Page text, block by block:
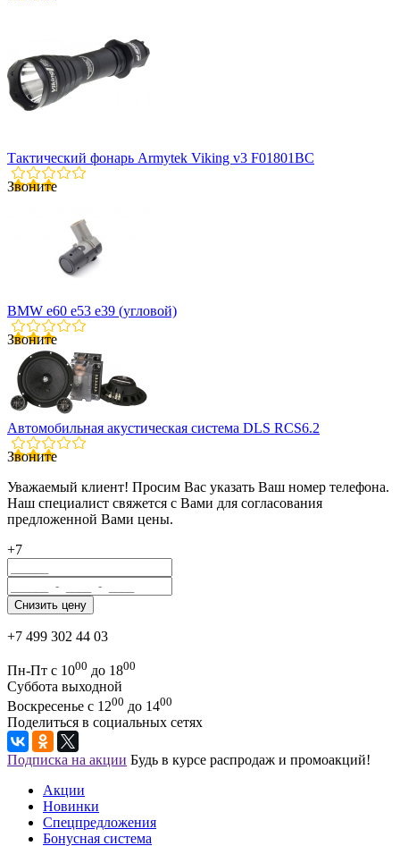
Тактический фонарь Armytek Viking v3 F01801BC
Звоните
BMW е60 е53 е39 (угловой)
Звоните
Автомобильная акустическая система DLS RCS6.2
Звоните
Уважаемый клиент! Просим Вас указать Ваш номер телефона.
Наш специалист свяжется с Вами для согласования
предложенной Вами цены.
+7
+7 499 302 44 03
Пн-Пт с 1000 до 1800
Суббота выходной
Воскресенье с 1200 до 1400
Поделиться в социальных сетях
Подписка на акции Будь в курсе распродаж и промоакций!
Акции
Новинки
Спецпредложения
Бонусная система